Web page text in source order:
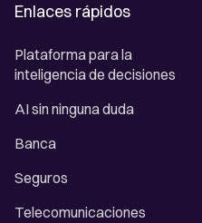
Enlaces rápidos
Plataforma para la
inteligencia de decisiones
AI sin ninguna duda
Banca
Seguros
Telecomunicaciones